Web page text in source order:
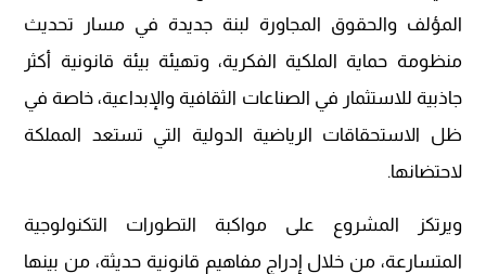
المؤلف والحقوق المجاورة لبنة جديدة في مسار تحديث
منظومة حماية الملكية الفكرية، وتهيئة بيئة قانونية أكثر
جاذبية للاستثمار في الصناعات الثقافية والإبداعية، خاصة في
ظل الاستحقاقات الرياضية الدولية التي تستعد المملكة
لاحتضانها.
ويرتكز المشروع على مواكبة التطورات التكنولوجية
المتسارعة، من خلال إدراج مفاهيم قانونية حديثة، من بينها